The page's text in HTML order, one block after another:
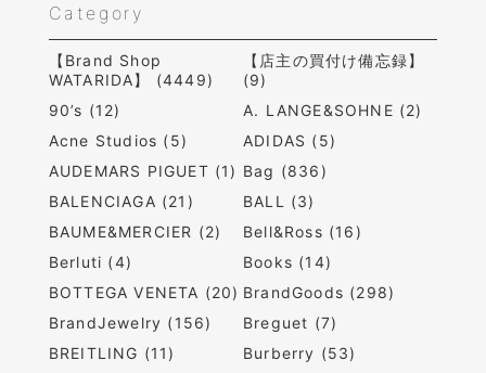
Category
【Brand Shop
WATARIDA】 (4449)
【店主の買付け備忘録】
(9)
90’s (12)
A. LANGE&SOHNE (2)
Acne Studios (5)
ADIDAS (5)
AUDEMARS PIGUET (1) Bag (836)
BALENCIAGA (21)
BALL (3)
BAUME&MERCIER (2)
Bell&Ross (16)
Berluti (4)
Books (14)
BOTTEGA VENETA (20) BrandGoods (298)
BrandJewelry (156)
Breguet (7)
BREITLING (11)
Burberry (53)